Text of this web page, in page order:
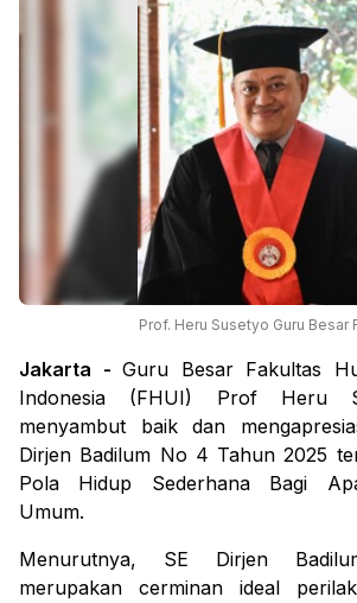
Prof. Heru Susetyo Guru Besar
Jakarta - Guru Besar Fakultas
Indonesia (FHUI) Prof Heru
menyambut baik dan
Dirjen Badilum No 4 Tahun 2025
Pola Hidup Sederhana Bagi
Umum.
Menurutnya, SE Dirjen
merupakan cerminan ideal